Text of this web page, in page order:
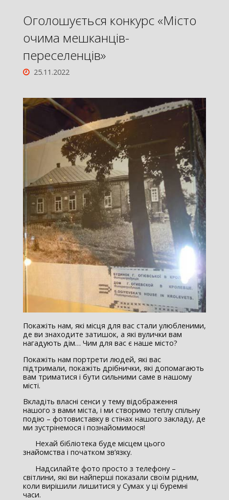
Оголошується конкурс «Місто
очима мешканців-
переселенців»
25.11.2022
Покажіть нам, які місця для вас стали улюбленими,
де ви знаходите затишок, а які вулички вам
нагадують дім… Чим для вас є наше місто?
Покажіть нам портрети людей, які вас
підтримали, покажіть дрібнички, які допомагають
вам триматися і бути сильними саме в нашому
місті.
Вкладіть власні сенси у тему відображення
нашого з вами міста, і ми створимо теплу спільну
подію – фотовиставку в стінах нашого закладу, де
ми зустрінемося і познайомимося!
Нехай бібліотека буде місцем цього
знайомства і початком зв’язку.
Надсилайте фото просто з телефону –
світлини, які ви найперші показали своїм рідним,
коли вирішили лишитися у Сумах у ці буремні
часи.